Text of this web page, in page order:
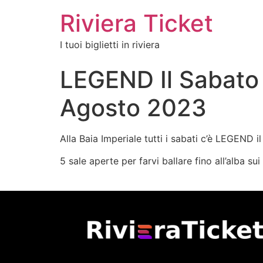
Riviera Ticket
I tuoi biglietti in riviera
LEGEND Il
Agosto 2023
Alla Baia Imperiale tutti i sabati c’è LEGEND
5 sale aperte per farvi ballare fino all’alba